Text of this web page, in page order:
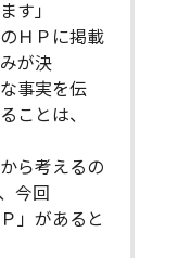
す」
ＨＰに掲載
が決
事実を伝
ことは、
ら考えるの
今回
」があると